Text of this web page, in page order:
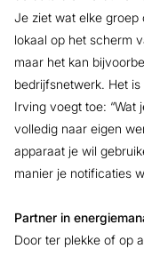
Je ziet wat elke groep
lokaal op het scherm
maar het kan
bedrijfsnetwerk. Het
Irving voegt toe: “Wat
volledig naar eigen
apparaat je wil
manier je notificaties
Partner in
Door ter plekke of op